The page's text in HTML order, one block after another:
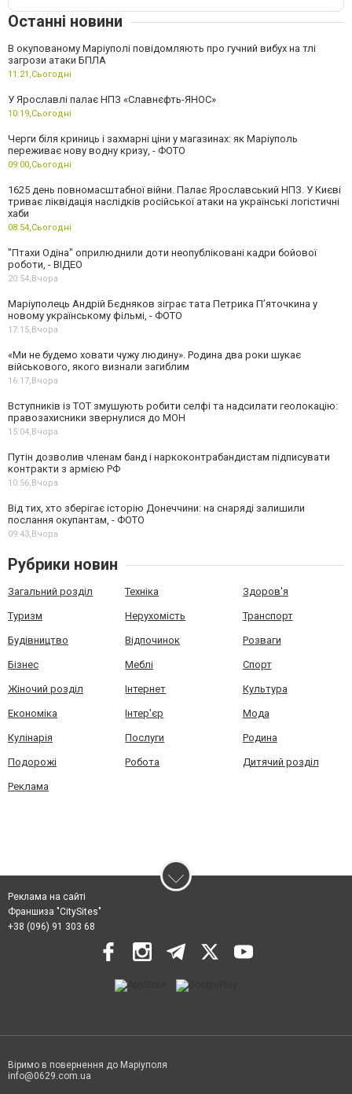
Останні новини
В окупованому Маріуполі повідомляють про гучний вибух на тлі
загрози атаки БПЛА
11:21,Сьогодні
У Ярославлі палає НПЗ «Славнєфть-ЯНОС»
10:19,Сьогодні
Черги біля криниць і захмарні ціни у магазинах: як Маріуполь
переживає нову водну кризу, - ФОТО
09:00,Сьогодні
1625 день повномасштабної війни. Палає Ярославський НПЗ. У Києві
триває ліквідація наслідків російської атаки на українські логістичні
хаби
08:54,Сьогодні
"Птахи Одіна" оприлюднили доти неопубліковані кадри бойової
роботи, - ВІДЕО
20:54,Вчора
Маріуполець Андрій Бєдняков зіграє тата Петрика П’яточкина у
новому українському фільмі, - ФОТО
17:15,Вчора
«Ми не будемо ховати чужу людину». Родина два роки шукає
військового, якого визнали загиблим
16:17,Вчора
Вступників із ТОТ змушують робити селфі та надсилати геолокацію:
правозахисники звернулися до МОН
15:04,Вчора
Путін дозволив членам банд і наркоконтрабандистам підписувати
контракти з армією РФ
10:56,Вчора
Від тих, хто зберігає історію Донеччини: на снаряді залишили
послання окупантам, - ФОТО
09:43,Вчора
Рубрики новин
Загальний розділ Техніка Здоров'я
Туризм Нерухомість Транспорт
Будівництво Відпочинок Розваги
Бізнес Меблі Спорт
Жіночий розділ Інтернет Культура
Економіка Інтер'єр Мода
Кулінарія Послуги Родина
Подорожі Робота Дитячий розділ
Реклама
Реклама на сайті
Франшиза "CitySites"
+38 (096) 91 303 68
Віримо в повернення до Маріуполя
info@0629.com.ua